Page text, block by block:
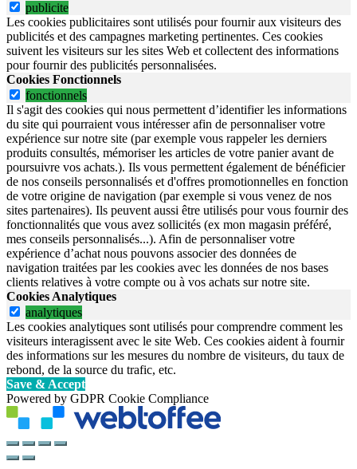
publicite
Les cookies publicitaires sont utilisés pour fournir aux visiteurs des
publicités et des campagnes marketing pertinentes. Ces cookies
suivent les visiteurs sur les sites Web et collectent des informations
pour fournir des publicités personnalisées.
Cookies Fonctionnels
fonctionnels
Il s'agit des cookies qui nous permettent d’identifier les informations
du site qui pourraient vous intéresser afin de personnaliser votre
expérience sur notre site (par exemple vous rappeler les derniers
produits consultés, mémoriser les articles de votre panier avant de
poursuivre vos achats.). Ils vous permettent également de bénéficier
de nos conseils personnalisés et d'offres promotionnelles en fonction
de votre origine de navigation (par exemple si vous venez de nos
sites partenaires). Ils peuvent aussi être utilisés pour vous fournir des
fonctionnalités que vous avez sollicités (ex mon magasin préféré,
mes conseils personnalisés...). Afin de personnaliser votre
expérience d’achat nous pouvons associer des données de
navigation traitées par les cookies avec les données de nos bases
clients relatives à votre compte ou à vos achats sur notre site.
Cookies Analytiques
analytiques
Les cookies analytiques sont utilisés pour comprendre comment les
visiteurs interagissent avec le site Web. Ces cookies aident à fournir
des informations sur les mesures du nombre de visiteurs, du taux de
rebond, de la source du trafic, etc.
Save & Accept
Powered by GDPR Cookie Compliance